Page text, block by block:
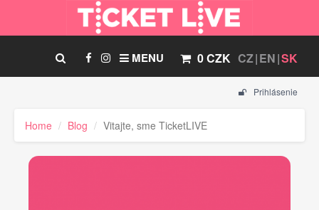
CZ EN SK
0 CZK
MENU
Prihlásenie
Home Blog Vitajte, sme TicketLIVE